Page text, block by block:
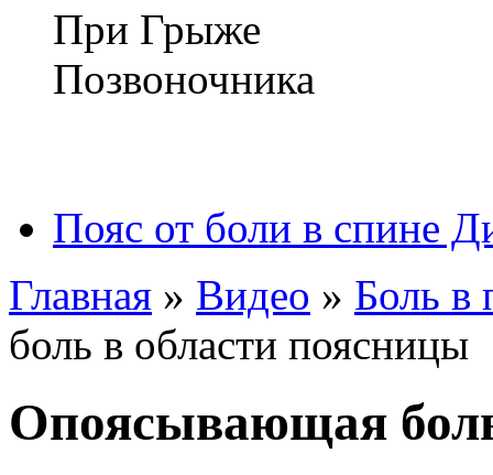
Пояс от боли в спине
Главная » Видео » Боль в
боль в области поясницы
Опоясывающая